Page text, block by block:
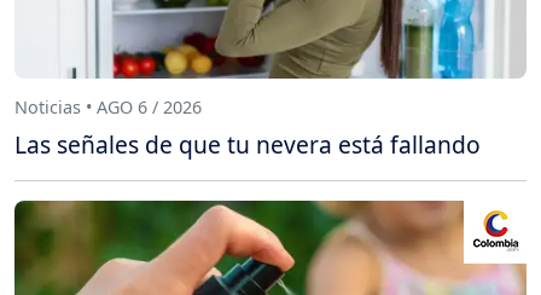
Noticias • AGO 6 / 2026
Las señales de que tu nevera está fallando